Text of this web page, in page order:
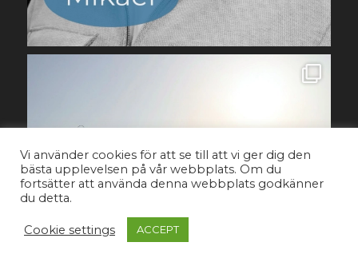
Vi använder cookies för att se till att vi ger dig den
bästa upplevelsen på vår webbplats. Om du
fortsätter att använda denna webbplats godkänner
du detta.
Cookie settings ACCEPT